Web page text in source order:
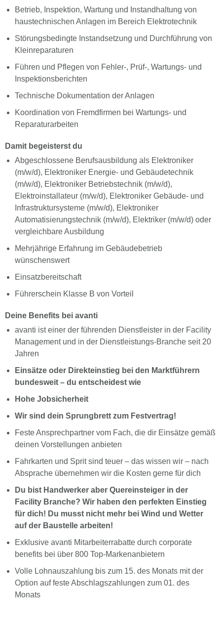
Betrieb, Inspektion, Wartung und Instandhaltung von
haustechnischen Anlagen im Bereich Elektrotechnik
Störungsbedingte Instandsetzung und Durchführung von
Kleinreparaturen
Führen und Pflegen von Fehler-, Prüf-, Wartungs- und
Inspektionsberichten
Technische Dokumentation der Anlagen
Koordination von Fremdfirmen bei Wartungs- und
Reparaturarbeiten
Damit begeisterst du
Abgeschlossene Berufsausbildung als Elektroniker
(m/w/d), Elektroniker Energie- und Gebäudetechnik
(m/w/d), Elektroniker Betriebstechnik (m/w/d),
Elektroinstallateur (m/w/d), Elektroniker Gebäude- und
Infrastruktursysteme (m/w/d), Elektroniker
Automatisierungstechnik (m/w/d), Elektriker (m/w/d) oder
vergleichbare Ausbildung
Mehrjährige Erfahrung im Gebäudebetrieb
wünschenswert
Einsatzbereitschaft
Führerschein Klasse B von Vorteil
Deine Benefits bei avanti
avanti ist einer der führenden Dienstleister in der Facility
Management und in der Dienstleistungs-Branche seit 20
Jahren
Einsätze oder Direkteinstieg bei den Marktführern
bundesweit – du entscheidest wie
Hohe Jobsicherheit
Wir sind dein Sprungbrett zum Festvertrag!
Feste Ansprechpartner vom Fach, die dir Einsätze gemäß
deinen Vorstellungen anbieten
Fahrkarten und Sprit sind teuer – das wissen wir – nach
Absprache übernehmen wir die Kosten gerne für dich
Du bist Handwerker aber Quereinsteiger in der
Facility Branche? Wir haben den perfekten Einstieg
für dich! Du musst nicht mehr bei Wind und Wetter
auf der Baustelle arbeiten!
Exklusive avanti Mitarbeiterrabatte durch corporate
benefits bei über 800 Top-Markenanbietern
Volle Lohnauszahlung bis zum 15. des Monats mit der
Option auf feste Abschlagszahlungen zum 01. des
Monats